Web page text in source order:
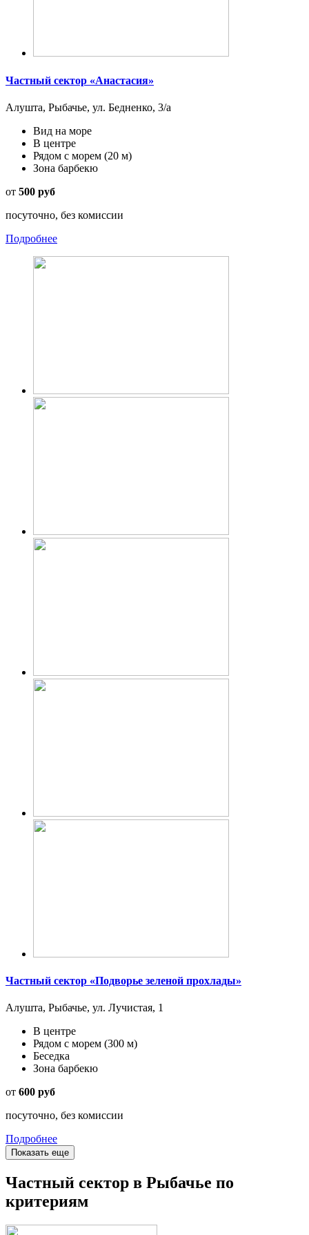
Частный сектор «Анастасия»
Алушта, Рыбачье, ул. Бедненко, 3/а
Вид на море
В центре
Рядом с морем (20 м)
Зона барбекю
от 500 руб
посуточно, без комиссии
Подробнее
Частный сектор «Подворье зеленой прохлады»
Алушта, Рыбачье, ул. Лучистая, 1
В центре
Рядом с морем (300 м)
Беседка
Зона барбекю
от 600 руб
посуточно, без комиссии
Подробнее
Показать еще
Частный сектор в Рыбачье по
критериям